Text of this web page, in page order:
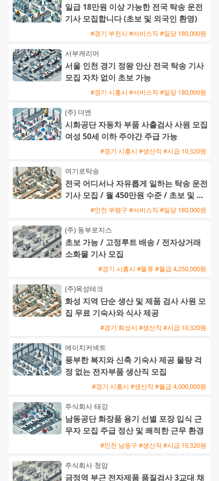
일급 18만원 이상 가능한 전국 탁송 운전
기사 모집합니다 (초보 및 외국인 환영)
#경기 부천시 #서비스직 #일당 180,000원
서부캐리어
서울 인천 경기 정왕 안산 전국 탁송 기사
모집 자차 없이 초보 가능
#경기 시흥시 #서비스직 #일당 180,000원
(주) 더엔
시화공단 자동차 부품 사출검사 사원 모집
여성 50세 이하 주야간 주급 가능
#경기 시흥시 #생산직 #시급 10,320원
여기로탁송
전국 어디서나 자유롭게 일하는 탁송 운전
기사 모집 / 월 450만원 수준 / 초보 및 외
국인 환영#인천 부평구 #서비스직 #일당 180,000원
(주) 동부로지스
초보 가능 / 고정루트 배송 / 전자상거래
소화물 기사 모집
#경기 시흥시 #물류 #월급 4,250,000원
(주)목성테크
화성 지역 단순 생산 및 제품 검사 사원 모
집 무료 기숙사와 식사 제공
#경기 화성시 #생산직 #시급 10,320원
에이치커넥트
풍부한 복지와 신축 기숙사 제공 물량 걱
정 없는 전자부품 생산직 모집
#경기 시흥시 #생산직 #월급 4,000,000원
주식회사 태강
남동공단 화장품 용기 선별 포장 입식 근
무자 모집 주급 정산 및 쾌적한 근무 환경
#인천 남동구 #생산직 #시급 10,320원
주식회사 청암
금정역 부근 전자제품 품질검사 3교대 채